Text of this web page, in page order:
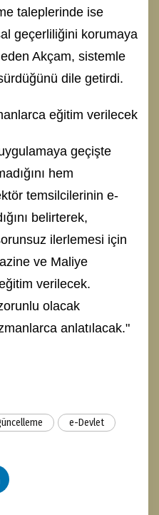
taleplerinde ise
geçerliliğini korumaya
Akçam, sistemle
dile getirdi.
eğitim verilecek
geçişte
hem
temsilcilerinin e-
belirterek,
ilerlemesi için
ve Maliye
verilecek.
olacak
anlatılacak."
e-Devlet